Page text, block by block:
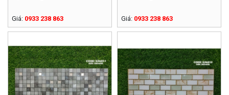
Giá: 0933 238 863 Giá: 0933 238 863